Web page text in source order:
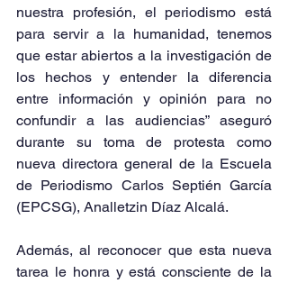
nuestra profesión, el periodismo está
para servir a la humanidad, tenemos
que estar abiertos a la investigación de
los hechos y entender la diferencia
entre información y opinión para no
confundir a las audiencias” aseguró
durante su toma de protesta como
nueva directora general de la Escuela
de Periodismo Carlos Septién García
(EPCSG), Analletzin Díaz Alcalá.
Además, al reconocer que esta nueva
tarea le honra y está consciente de la